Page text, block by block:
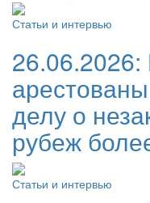
Статьи и интервью
26.06.2026:
делу о
рубеж
Статьи и интервью